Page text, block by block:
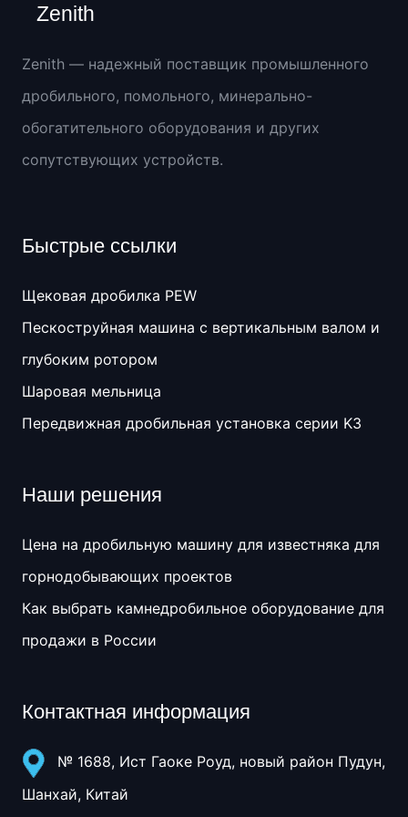
Zenith
Zenith — надежный поставщик промышленного
дробильного, помольного, минерально-
обогатительного оборудования и других
сопутствующих устройств.
Быстрые ссылки
Щековая дробилка PEW
Пескоструйная машина с вертикальным валом и
глубоким ротором
Шаровая мельница
Передвижная дробильная установка серии K3
Наши решения
Цена на дробильную машину для известняка для
горнодобывающих проектов
Как выбрать камнедробильное оборудование для
продажи в России
Контактная информация
№ 1688, Ист Гаоке Роуд, новый район Пудун,
Шанхай, Китай